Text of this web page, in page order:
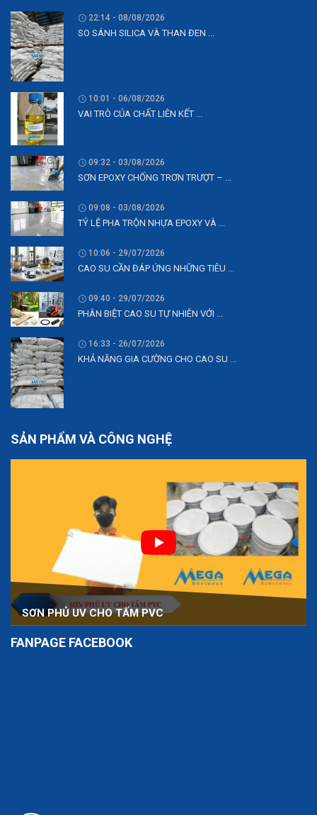
22:14 - 08/08/2026
SO SÁNH SILICA VÀ THAN ĐEN ...
10:01 - 06/08/2026
VAI TRÒ CỦA CHẤT LIÊN KẾT ...
09:32 - 03/08/2026
SƠN EPOXY CHỐNG TRƠN TRƯỢT – ...
09:08 - 03/08/2026
TỶ LỆ PHA TRỘN NHỰA EPOXY VÀ ...
10:06 - 29/07/2026
CAO SU CẦN ĐÁP ỨNG NHỮNG TIÊU ...
09:40 - 29/07/2026
PHÂN BIỆT CAO SU TỰ NHIÊN VỚI ...
16:33 - 26/07/2026
KHẢ NĂNG GIA CƯỜNG CHO CAO SU ...
SẢN PHẨM VÀ CÔNG NGHỆ
SƠN PHỦ UV CHO TẤM PVC
FANPAGE FACEBOOK